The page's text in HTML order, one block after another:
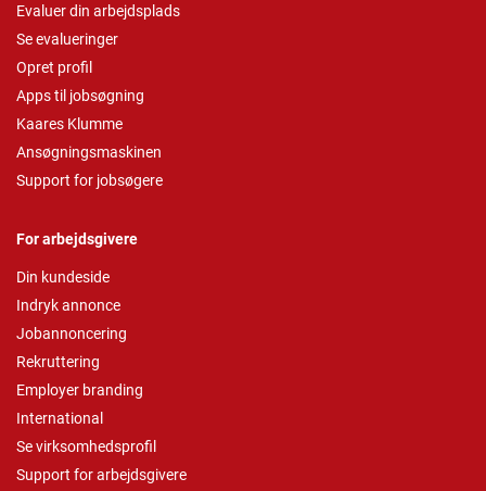
Evaluer din arbejdsplads
Se evalueringer
Opret profil
Apps til jobsøgning
Kaares Klumme
Ansøgningsmaskinen
Support for jobsøgere
For arbejdsgivere
Din kundeside
Indryk annonce
Jobannoncering
Rekruttering
Employer branding
International
Se virksomhedsprofil
Support for arbejdsgivere